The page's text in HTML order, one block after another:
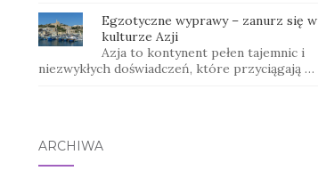
Egzotyczne wyprawy – zanurz się w
kulturze Azji
Azja to kontynent pełen tajemnic i
niezwykłych doświadczeń, które przyciągają …
ARCHIWA